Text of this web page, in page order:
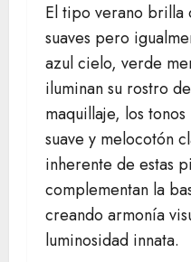
El tipo verano brilla
suaves pero
azul cielo, verde
iluminan su rostro
maquillaje, los
suave y melocotón
inherente de estas
complementan la
creando armonía
luminosidad innata.